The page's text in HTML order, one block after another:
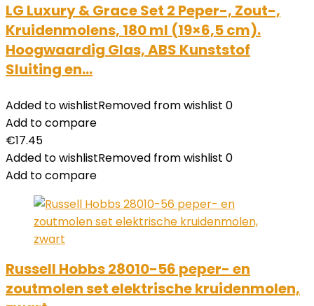
LG Luxury & Grace Set 2 Peper-, Zout-,
Kruidenmolens, 180 ml (19×6,5 cm).
Hoogwaardig Glas, ABS Kunststof
Sluiting en…
Added to wishlistRemoved from wishlist 0
Add to compare
€17.45
Added to wishlistRemoved from wishlist 0
Add to compare
Russell Hobbs 28010-56 peper- en
zoutmolen set elektrische kruidenmolen,